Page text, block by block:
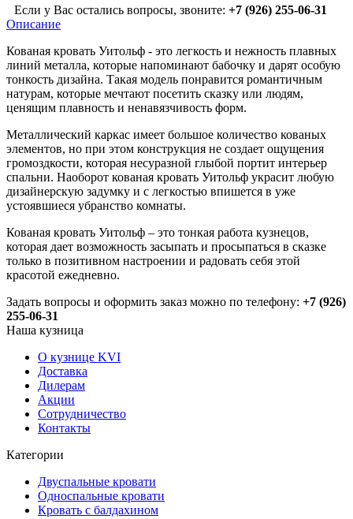
Если у Вас остались вопросы, звоните: +7 (926) 255-06-31
Описание
Кованая кровать Уитольф - это легкость и нежность плавных
линий металла, которые напоминают бабочку и дарят особую
тонкость дизайна. Такая модель понравится романтичным
натурам, которые мечтают посетить сказку или людям,
ценящим плавность и ненавязчивость форм.
Металлический каркас имеет большое количество кованых
элементов, но при этом конструкция не создает ощущения
громоздкости, которая несуразной глыбой портит интерьер
спальни. Наоборот кованая кровать Уитольф украсит любую
дизайнерскую задумку и с легкостью впишется в уже
устоявшиеся убранство комнаты.
Кованая кровать Уитольф – это тонкая работа кузнецов,
которая дает возможность засыпать и просыпаться в сказке
только в позитивном настроении и радовать себя этой
красотой ежедневно.
Задать вопросы и оформить заказ можно по телефону: +7 (926)
255-06-31
Наша кузница
О кузнице KVI
Доставка
Дилерам
Акции
Сотрудничество
Контакты
Категории
Двуспальные кровати
Односпальные кровати
Кровать с балдахином